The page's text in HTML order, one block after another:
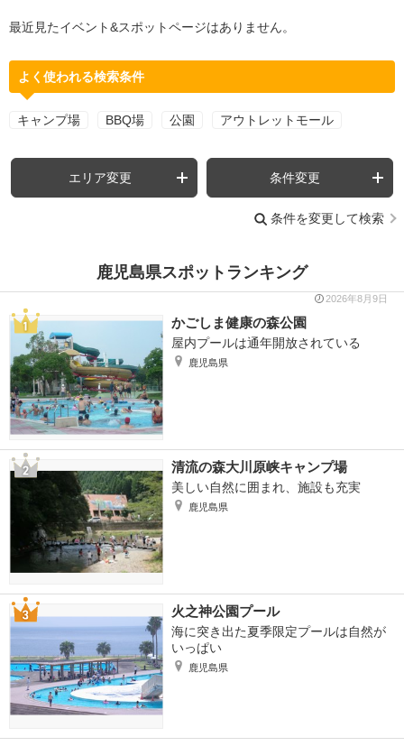
最近見たイベント&スポットページはありません。
よく使われる検索条件
キャンプ場 BBQ場 公園 アウトレットモール
エリア変更 条件変更
条件を変更して検索
鹿児島県スポットランキング
2026年8月9日
かごしま健康の森公園
屋内プールは通年開放されている
鹿児島県
清流の森大川原峡キャンプ場
美しい自然に囲まれ、施設も充実
鹿児島県
火之神公園プール
海に突き出た夏季限定プールは自然が
いっぱい
鹿児島県